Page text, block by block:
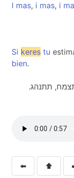
I mas, i mas, i
Si keres tu
bien.
.אם אתה רוצה שההערכה העצמית שלך תצמח, תתנהג
⬅️ ⬆️